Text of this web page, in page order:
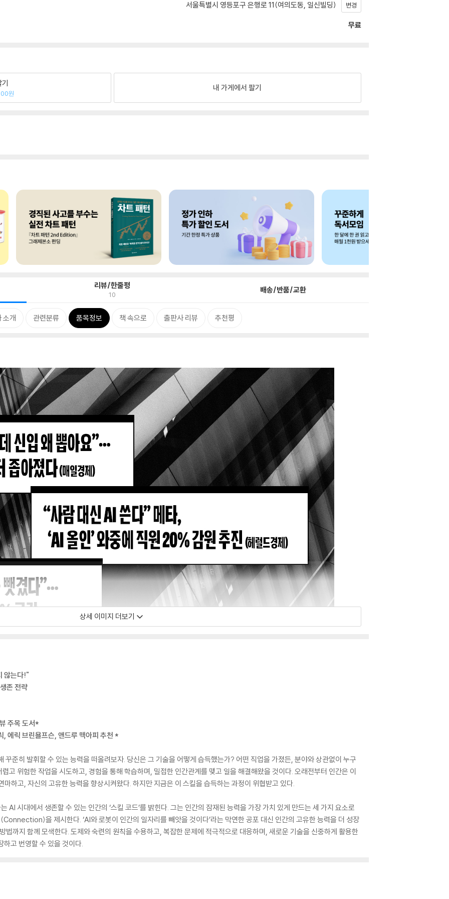
서울특별시 영등포구 은행로 11(여의도동, 일신빌딩) 변경
무료
원
내 가게에서 팔기
리뷰/한줄평
10 배송/반품/교환
소개 관련분류 품목정보 책 속으로 출판사 리뷰 추천평
상세 이미지 더보기
않는다!"
존 전략
주목 도서*
에릭 브린욜프슨, 앤드루 맥아피 추천 *
꾸준히 발휘할 수 있는 능력을 떠올려보자. 당신은 그 기술을 어떻게 습득했는가? 어떤 직업을 가졌든, 분야와 상관없이 누구
고 위험한 작업을 시도하고, 경험을 통해 학습하며, 밀접한 인간관계를 맺고 일을 해결해왔을 것이다. 오래전부터 인간은 이
하고, 자신의 고유한 능력을 향상시켜왔다. 하지만 지금은 이 스킬을 습득하는 과정이 위협받고 있다.
AI 시대에서 생존할 수 있는 인간의 ‘스킬 코드’를 밝힌다. 그는 인간의 잠재된 능력을 가장 가치 있게 만드는 세 가지 요소로
을 제시한다. ‘AI와 로봇이 인간의 일자리를 빼앗을 것이다’라는 막연한 공포 대신 인간의 고유한 능력을 더 성장
법까지 함께 모색한다. 도제와 숙련의 원칙을 수용하고, 복잡한 문제에 적극적으로 대응하며, 새로운 기술을 신중하게 활용한
고 번영할 수 있을 것이다.